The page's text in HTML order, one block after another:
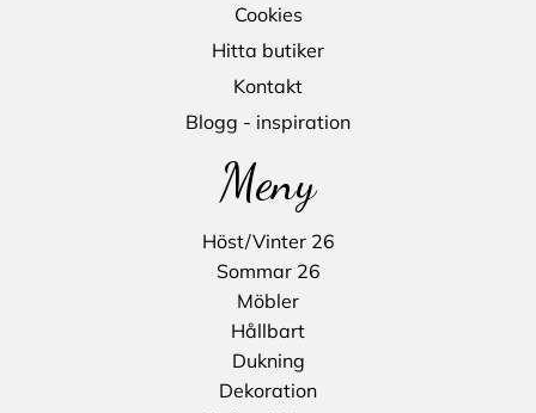
Cookies
Hitta butiker
Kontakt
Blogg - inspiration
Meny
Höst/Vinter 26
Sommar 26
Möbler
Hållbart
Dukning
Dekoration